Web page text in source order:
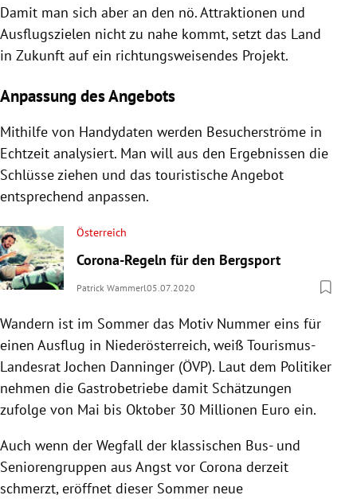
Damit man sich aber an den nö. Attraktionen und
Ausflugszielen nicht zu nahe kommt, setzt das Land
in Zukunft auf ein richtungsweisendes Projekt.
Anpassung des Angebots
Mithilfe von Handydaten werden Besucherströme in
Echtzeit analysiert. Man will aus den Ergebnissen die
Schlüsse ziehen und das touristische Angebot
entsprechend anpassen.
Österreich
Corona-Regeln für den Bergsport
Patrick Wammerl05.07.2020
Wandern ist im Sommer das Motiv Nummer eins für
einen Ausflug in Niederösterreich, weiß Tourismus-
Landesrat Jochen Danninger (ÖVP). Laut dem Politiker
nehmen die Gastrobetriebe damit Schätzungen
zufolge von Mai bis Oktober 30 Millionen Euro ein.
Auch wenn der Wegfall der klassischen Bus- und
Seniorengruppen aus Angst vor Corona derzeit
schmerzt, eröffnet dieser Sommer neue